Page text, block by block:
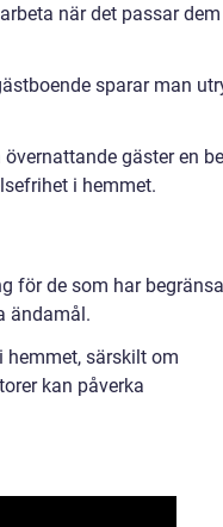
när det passar
sparar man
gäster en
i hemmet.
för de som har
ändamål.
hemmet, särskilt om
kan påverka